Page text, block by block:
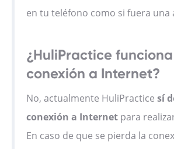
en tu teléfono como si fuera una
¿HuliPractice
conexión a Internet?
No, actualmente HuliPractice sí
conexión a Internet para
En caso de que se pierda la